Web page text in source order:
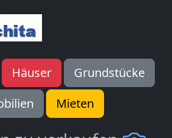
Häuser
Grundstücke
Mieten